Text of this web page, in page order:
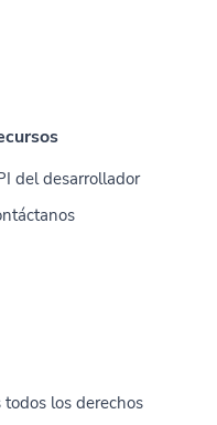
del desarrollador
todos los derechos